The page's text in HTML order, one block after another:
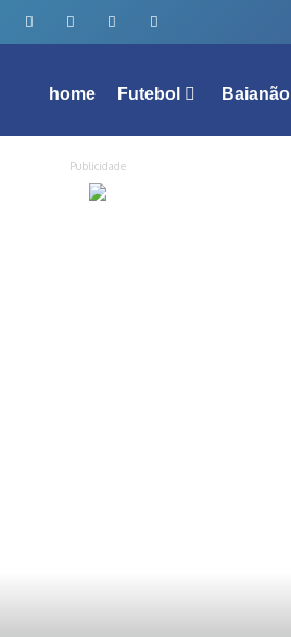
home Futebol Baianão
Publicidade